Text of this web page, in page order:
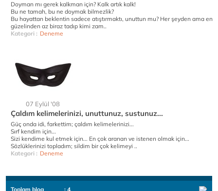
Doyman mı gerek kalkman için? Kalk artık kalk!
Bu ne tamah, bu ne doymak bilmezlik?
Bu hayattan beklentin sadece atıştırmaktı, unuttun mu? Her şeyden ama en
güzelinden az biraz tadıp kimi zam..
Kategori : Deneme
07 Eylül '08
Çaldım kelimelerinizi, unuttunuz, sustunuz...
Güç onda idi, farkettim; çaldım kelimelerinizi...
Sırf kendim için...
Sizi kendime kul etmek için... En çok aranan ve istenen olmak için...
Sözlüklerinizi topladım; sildim bir çok kelimeyi ..
Kategori : Deneme
Toplam blog
: 4